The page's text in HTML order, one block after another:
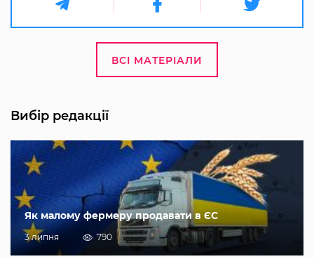
ВСІ МАТЕРІАЛИ
Вибір редакції
Як малому фермеру продавати в ЄС
3 липня 790